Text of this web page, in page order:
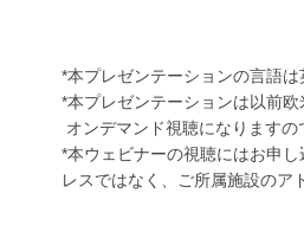
*本プレゼンテーションの言語は
*本プレゼンテーションは以前
オンデマンド視聴になります
*本ウェビナーの視聴にはお申
レスではなく、ご所属施設のア